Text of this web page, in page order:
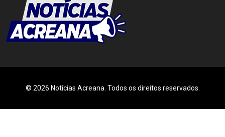
© 2026 Notícias Acreana. Todos os direitos reservados.